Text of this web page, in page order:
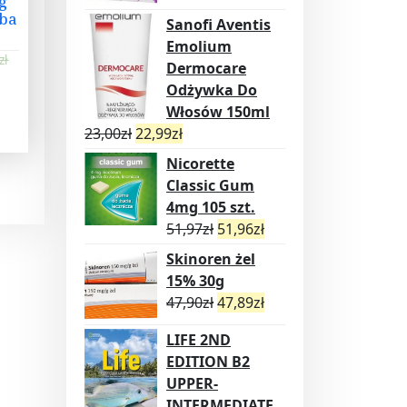
zł
Sanofi Aventis
Emolium
Dermocare
Odżywka Do
Włosów 150ml
23,00zł22,99zł
Nicorette
Classic Gum
4mg 105 szt.
51,97zł 51,96zł
Skinoren żel
15% 30g
47,90zł47,89zł
LIFE 2ND
EDITION B2
UPPER-